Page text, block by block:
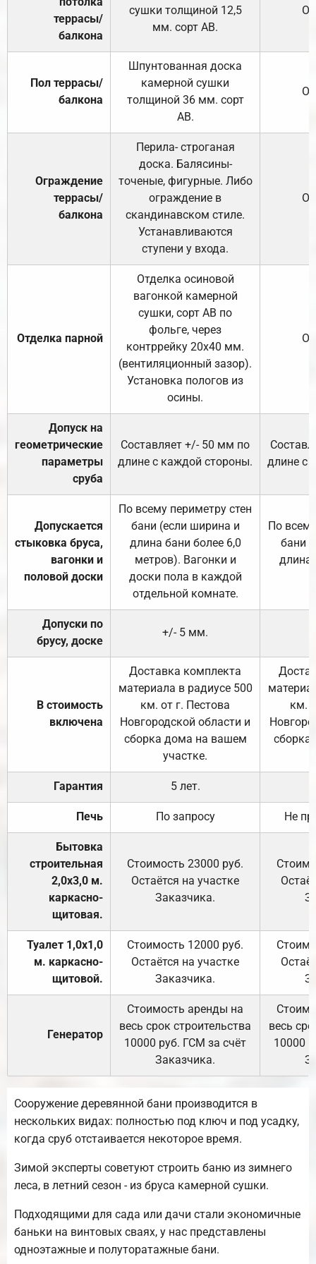
террасы/
балкона
сушки толщиной 12,5
мм. сорт АВ.
Пол террасы/
балкона
Шпунтованная доска
камерной сушки
толщиной 36 мм. сорт
АВ.
Ограждение
террасы/
балкона
Перила- строганая
доска. Балясины-
точеные, фигурные. Либо
ограждение в
скандинавском стиле.
Устанавливаются
ступени у входа.
Отделка парной
Отделка осиновой
вагонкой камерной
сушки, сорт АВ по
фольге, через
контррейку 20х40 мм.
(вентиляционный зазор).
Установка пологов из
осины.
Допуск на
геометрические
параметры
сруба
Составляет +/- 50 мм по
длине с каждой стороны.
длине с
Допускается
стыковка бруса,
вагонки и
половой доски
По всему периметру стен
бани (если ширина и
длина бани более 6,0
метров). Вагонки и
доски пола в каждой
отдельной комнате.
По
бани
длина
Допуски по
брусу, доске
+/- 5 мм.
В стоимость
включена
Доставка комплекта
материала в радиусе 500
км. от г. Пестова
Новгородской области и
сборка дома на вашем
участке.
км.
Гарантия 5 лет.
Печь По запросу Не
Бытовка
строительная
2,0х3,0 м.
каркасно-
щитовая.
Стоимость 23000 руб.
Остаётся на участке
Заказчика.
Туалет 1,0х1,0
м. каркасно-
щитовой.
Стоимость 12000 руб.
Остаётся на участке
Заказчика.
Генератор
Стоимость аренды на
весь срок строительства
10000 руб. ГСМ за счёт
Заказчика.
весь
10000
Сооружение деревянной бани производится в
нескольких видах: полностью под ключ и под усадку,
когда сруб отстаивается некоторое время.
Зимой эксперты советуют строить баню из зимнего
леса, в летний сезон - из бруса камерной сушки.
Подходящими для сада или дачи стали экономичные
баньки на винтовых сваях, у нас представлены
одноэтажные и полуторатажные бани.